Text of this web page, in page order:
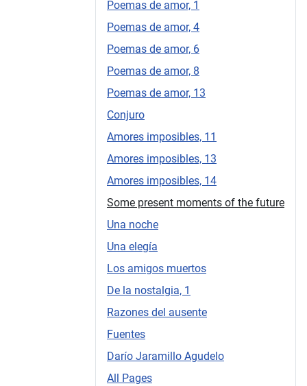
Poemas de amor, 1
Poemas de amor, 4
Poemas de amor, 6
Poemas de amor, 8
Poemas de amor, 13
Conjuro
Amores imposibles, 11
Amores imposibles, 13
Amores imposibles, 14
Some present moments of the future
Una noche
Una elegía
Los amigos muertos
De la nostalgia, 1
Razones del ausente
Fuentes
Darío Jaramillo Agudelo
All Pages